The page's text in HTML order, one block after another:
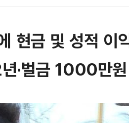
현금 및 성적 이
·벌금 1000만